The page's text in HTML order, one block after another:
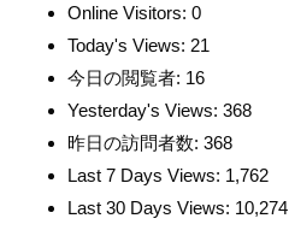
Online Visitors: 0
Today's Views: 21
今日の閲覧者: 16
Yesterday's Views: 368
昨日の訪問者数: 368
Last 7 Days Views: 1,762
Last 30 Days Views: 10,274